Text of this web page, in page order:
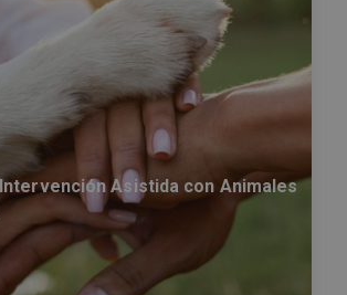
Asistida con Animales